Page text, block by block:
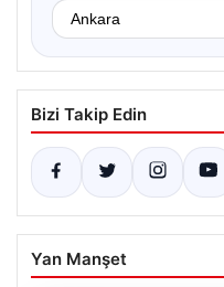
Bizi Takip Edin
Yan Manşet